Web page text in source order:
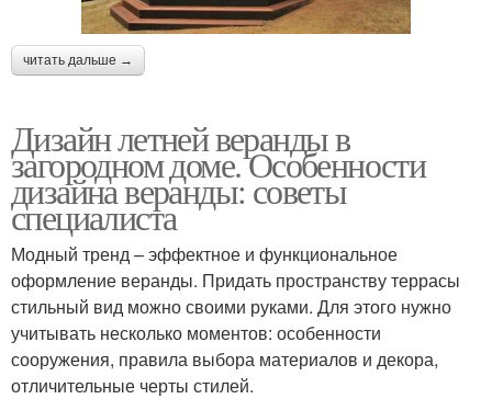
читать дальше →
Дизайн летней веранды в
загородном доме. Особенности
дизайна веранды: советы
специалиста
Модный тренд – эффектное и функциональное
оформление веранды. Придать пространству террасы
стильный вид можно своими руками. Для этого нужно
учитывать несколько моментов: особенности
сооружения, правила выбора материалов и декора,
отличительные черты стилей.